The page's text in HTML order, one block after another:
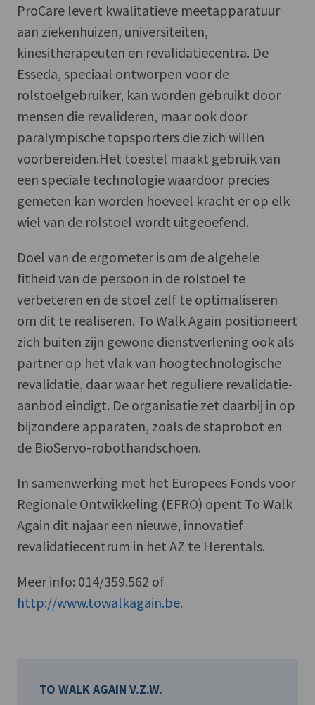
ProCare levert kwalitatieve meetapparatuur
aan ziekenhuizen, universiteiten,
kinesitherapeuten en revalidatiecentra. De
Esseda, speciaal ontworpen voor de
rolstoelgebruiker, kan worden gebruikt door
mensen die revalideren, maar ook door
paralympische topsporters die zich willen
voorbereiden.Het toestel maakt gebruik van
een speciale technologie waardoor precies
gemeten kan worden hoeveel kracht er op elk
wiel van de rolstoel wordt uitgeoefend.
Doel van de ergometer is om de algehele
fitheid van de persoon in de rolstoel te
verbeteren en de stoel zelf te optimaliseren
om dit te realiseren. To Walk Again positioneert
zich buiten zijn gewone dienstverlening ook als
partner op het vlak van hoogtechnologische
revalidatie, daar waar het reguliere revalidatie-
aanbod eindigt. De organisatie zet daarbij in op
bijzondere apparaten, zoals de staprobot en
de BioServo-robothandschoen.
In samenwerking met het Europees Fonds voor
Regionale Ontwikkeling (EFRO) opent To Walk
Again dit najaar een nieuwe, innovatief
revalidatiecentrum in het AZ te Herentals.
Meer info: 014/359.562 of
http://www.towalkagain.be.
TO WALK AGAIN V.Z.W.